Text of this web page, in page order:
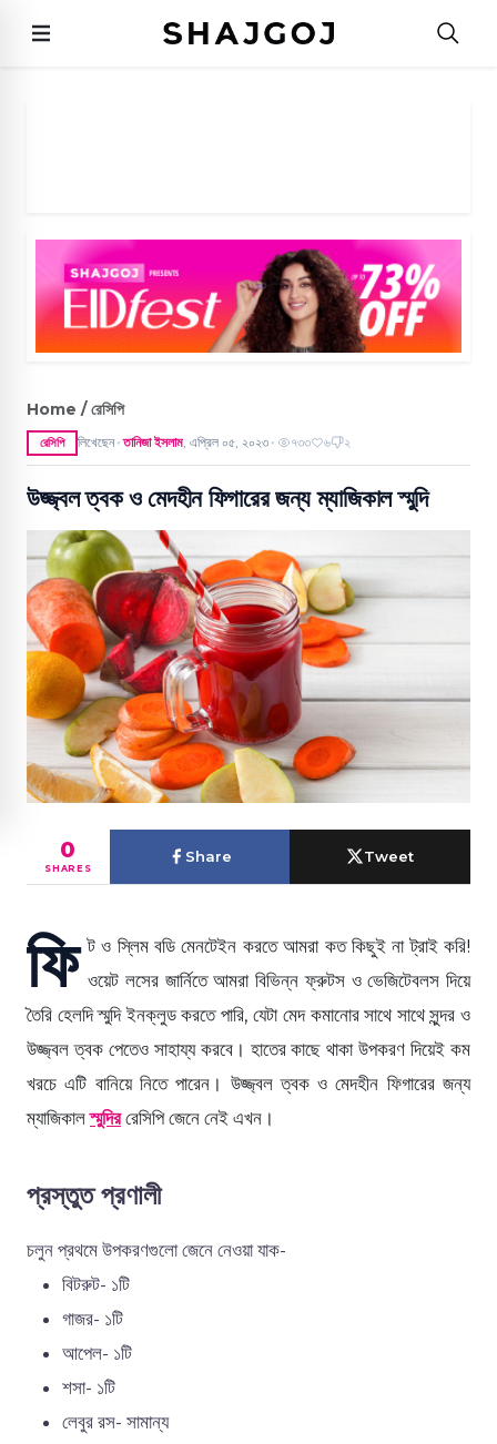
Home / রেসিপি
রেসিপি লিখেছেন ● তানিজা ইসলাম, এপ্রিল ০৫, ২০২৩ ● ৭৩৩ ৬ ২
উজ্জ্বল ত্বক ও মেদহীন ফিগারের জন্য ম্যাজিকাল স্মুদি
0
SHARES
Share Tweet
ফি ট ও স্লিম বডি মেনটেইন করতে আমরা কত কিছুই না ট্রাই করি!
ওয়েট লসের জার্নিতে আমরা বিভিন্ন ফ্রুটস ও ভেজিটেবলস দিয়ে
তৈরি হেলদি স্মুদি ইনক্লুড করতে পারি, যেটা মেদ কমানোর সাথে সাথে সুন্দর ও
উজ্জ্বল ত্বক পেতেও সাহায্য করবে। হাতের কাছে থাকা উপকরণ দিয়েই কম
খরচে এটি বানিয়ে নিতে পারেন। উজ্জ্বল ত্বক ও মেদহীন ফিগারের জন্য
ম্যাজিকালস্মুদিররেসিপি জেনে নেই এখন।
প্রস্তুত প্রণালী
চলুন প্রথমে উপকরণগুলো জেনে নেওয়া যাক-
বিটরুট- ১টি
গাজর- ১টি
আপেল- ১টি
শসা- ১টি
লেবুর রস- সামান্য